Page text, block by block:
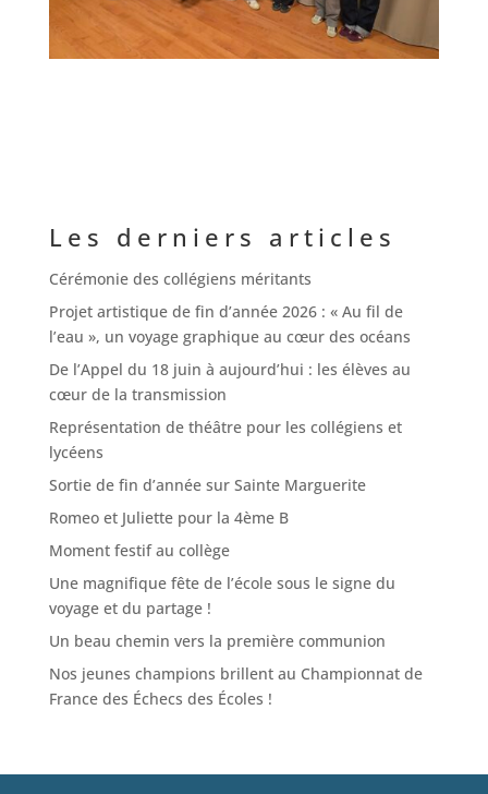
Les derniers articles
Cérémonie des collégiens méritants
Projet artistique de fin d’année 2026 : « Au fil de
l’eau », un voyage graphique au cœur des océans
De l’Appel du 18 juin à aujourd’hui : les élèves au
cœur de la transmission
Représentation de théâtre pour les collégiens et
lycéens
Sortie de fin d’année sur Sainte Marguerite
Romeo et Juliette pour la 4ème B
Moment festif au collège
Une magnifique fête de l’école sous le signe du
voyage et du partage !
Un beau chemin vers la première communion
Nos jeunes champions brillent au Championnat de
France des Échecs des Écoles !